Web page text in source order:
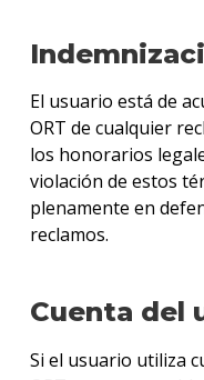
El usuario está de
ORT de cualquier
los honorarios
violación de estos
plenamente en
reclamos.
Cuenta del
Si el usuario utiliza